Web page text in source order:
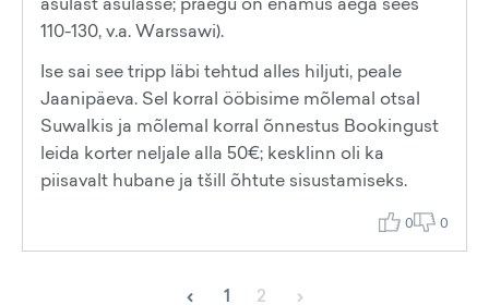
110-130, v.a. Warssawi).
Ise sai see tripp läbi tehtud alles hiljuti, peale
Jaanipäeva. Sel korral ööbisime mõlemal otsal
Suwalkis ja mõlemal korral õnnestus Bookingust
leida korter neljale alla 50€; kesklinn oli ka
piisavalt hubane ja tšill õhtute sisustamiseks.
0 0
‹ 1 2 ›